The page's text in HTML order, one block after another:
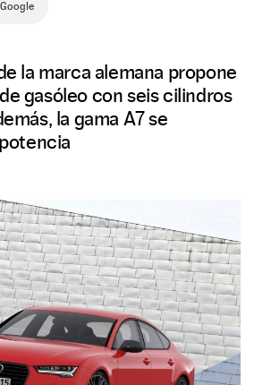
la marca alemana propone
gasóleo con seis cilindros
la gama A7 se